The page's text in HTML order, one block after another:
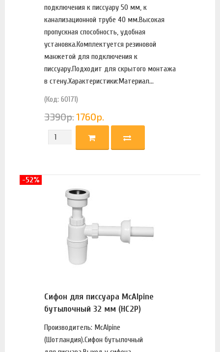
подключения к писсуару 50 мм, к
канализационной трубе 40 мм.Высокая
пропускная способность, удобная
установка.Комплектуется резиновой
манжетой для подключения к
писсуару.Подходит для скрытого монтажа
в стену.Характеристики:Материал...
(Код: 60171)
3390р.1760р.
Сифон для писсуара McAlpine
бутылочный 32 мм (HC2P)
Производитель: McAlpine
(Шотландия).Сифон бутылочный
-52%